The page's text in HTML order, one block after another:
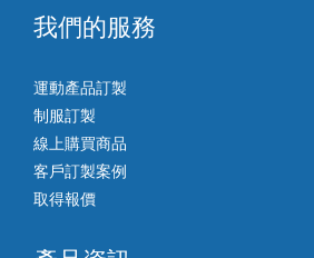
我們的服務
運動產品訂製
制服訂製
線上購買商品
客戶訂製案例
取得報價